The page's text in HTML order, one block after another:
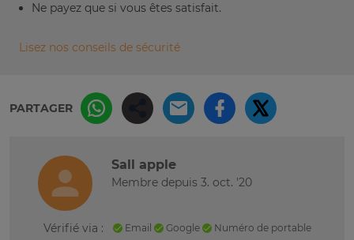
Ne payez que si vous êtes satisfait.
Lisez nos conseils de sécurité
PARTAGER
Sall apple
Membre depuis 3. oct. '20
Vérifié via : Email Google Numéro de portable